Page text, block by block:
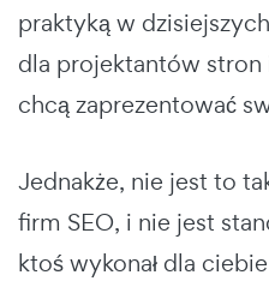
praktyką w
dla projektantów
chcą zaprezentować
Jednakże, nie jest to
firm SEO, i nie jest
ktoś wykonał dla